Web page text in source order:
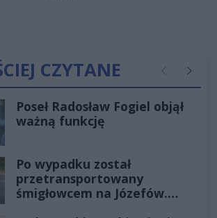
CZYTANE Poprzednie
Poseł Radosław Fogiel objął
ważną funkcję
Po wypadku został
przetransportowany
śmigłowcem na Józefów.